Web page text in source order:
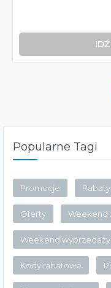
Popularne Tagi
Promocje Rabaty
Oferty Weekend
Weekend wyprzedaży
Kody rabatowe